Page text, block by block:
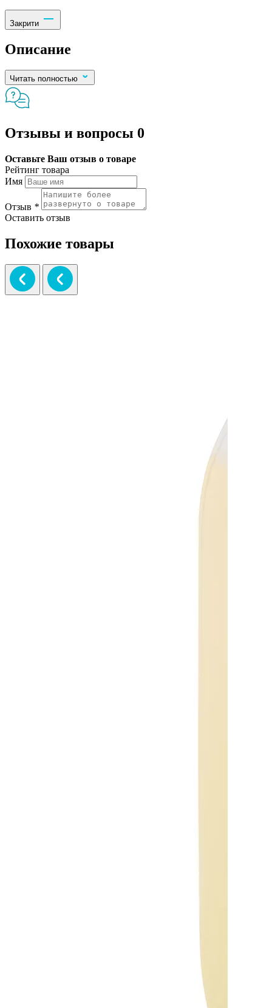
Закрити
Описание
Читать полностью
Отзывы и вопросы 0
Оставьте Ваш отзыв о товаре
Рейтинг товара
Имя
Отзыв *
Оставить отзыв
Похожие товары